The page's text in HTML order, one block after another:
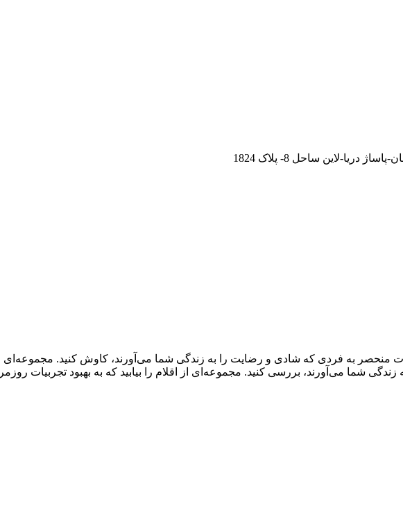
لاین ساحل 8- پلاک 1824
منحصر به فردی که شادی و رضایت را به زندگی شما می‌آورند، کاوش کنید.
شما می‌آورند، بررسی کنید. مجموعه‌ای از اقلام را بیابید که به بهبود تجربیات